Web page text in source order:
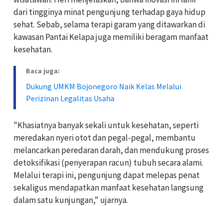
dari tingginya minat pengunjung terhadap gaya hidup
sehat. Sebab, selama terapi garam yang ditawarkan di
kawasan Pantai Kelapa juga memiliki beragam manfaat
kesehatan.
Baca juga:
Dukung UMKM Bojonegoro Naik Kelas Melalui
Perizinan Legalitas Usaha
‎‎"Khasiatnya banyak sekali untuk kesehatan, seperti
meredakan nyeri otot dan pegal-pegal, membantu
melancarkan peredaran darah, dan mendukung proses
detoksifikasi (penyerapan racun) tubuh secara alami.
Melalui terapi ini, pengunjung dapat melepas penat
sekaligus mendapatkan manfaat kesehatan langsung
dalam satu kunjungan," ujarnya.